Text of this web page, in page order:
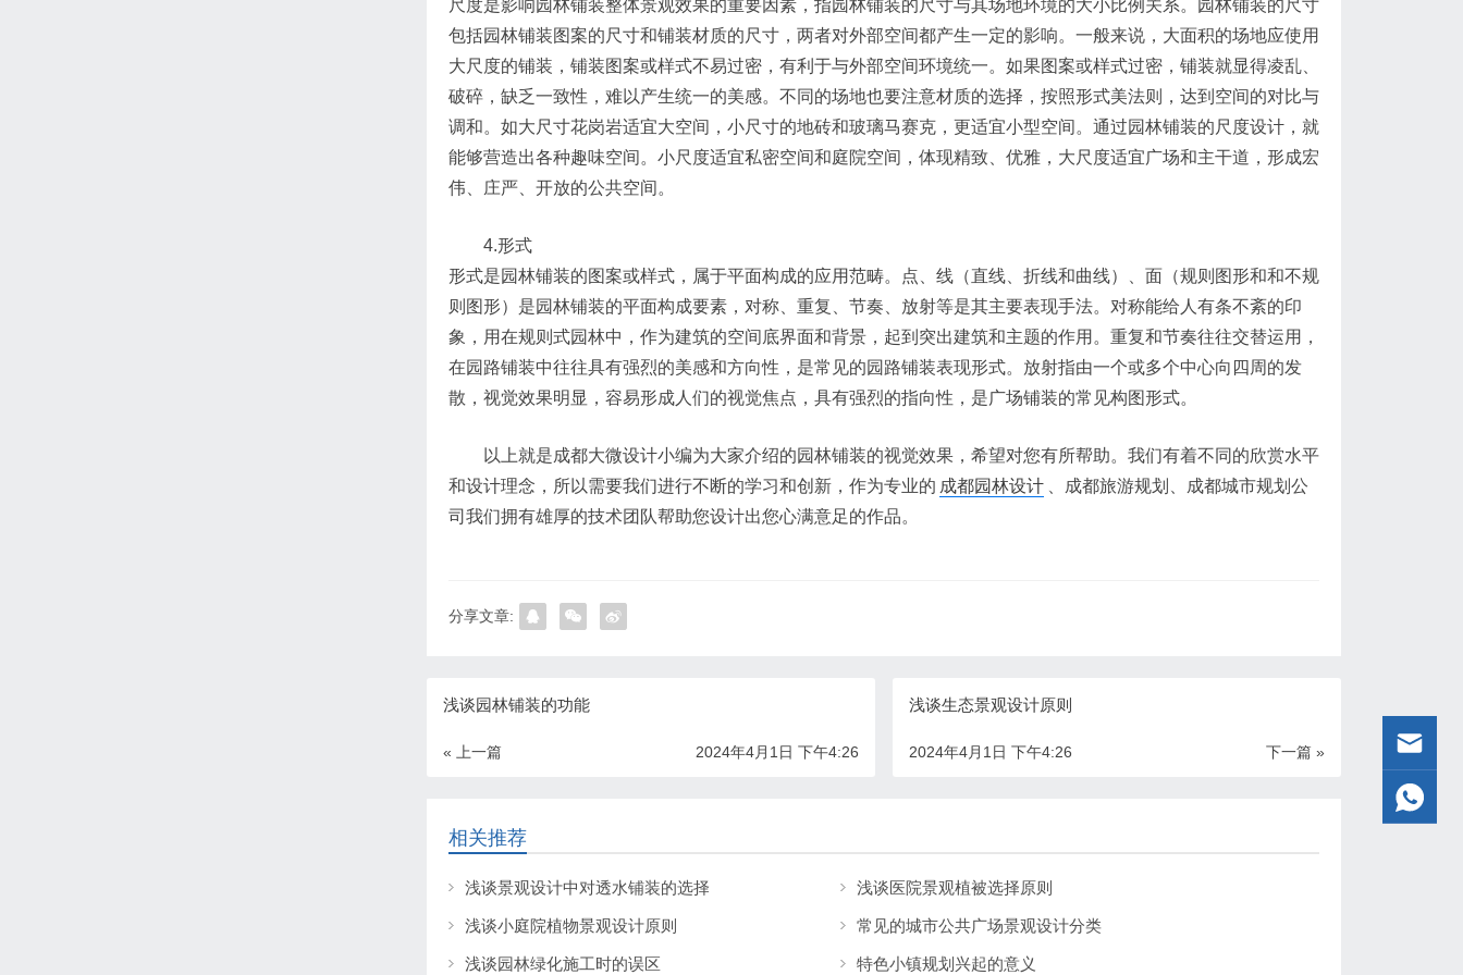
尺度是影响园林铺装整体景观效果的重要因素，指园林铺装的尺寸与其场地环境的大小比例关系。园林铺装的尺寸
包括园林铺装图案的尺寸和铺装材质的尺寸，两者对外部空间都产生一定的影响。一般来说，大面积的场地应使用
大尺度的铺装，铺装图案或样式不易过密，有利于与外部空间环境统一。如果图案或样式过密，铺装就显得凌乱、
破碎，缺乏一致性，难以产生统一的美感。不同的场地也要注意材质的选择，按照形式美法则，达到空间的对比与
调和。如大尺寸花岗岩适宜大空间，小尺寸的地砖和玻璃马赛克，更适宜小型空间。通过园林铺装的尺度设计，就
能够营造出各种趣味空间。小尺度适宜私密空间和庭院空间，体现精致、优雅，大尺度适宜广场和主干道，形成宏
伟、庄严、开放的公共空间。
4.形式
形式是园林铺装的图案或样式，属于平面构成的应用范畴。点、线（直线、折线和曲线）、面（规则图形和和不规
则图形）是园林铺装的平面构成要素，对称、重复、节奏、放射等是其主要表现手法。对称能给人有条不紊的印
象，用在规则式园林中，作为建筑的空间底界面和背景，起到突出建筑和主题的作用。重复和节奏往往交替运用，
在园路铺装中往往具有强烈的美感和方向性，是常见的园路铺装表现形式。放射指由一个或多个中心向四周的发
散，视觉效果明显，容易形成人们的视觉焦点，具有强烈的指向性，是广场铺装的常见构图形式。
以上就是成都大微设计小编为大家介绍的园林铺装的视觉效果，希望对您有所帮助。我们有着不同的欣赏水平
和设计理念，所以需要我们进行不断的学习和创新，作为专业的 成都园林设计
、成都旅游规划、成都城市规划公
司我们拥有雄厚的技术团队帮助您设计出您心满意足的作品。
分享文章:
浅谈园林铺装的功能
« 上一篇 2024年4月1日 下午4:26
浅谈生态景观设计原则
下一篇 »
2024年4月1日 下午4:26
相关推荐
浅谈景观设计中对透水铺装的选择 浅谈医院景观植被选择原则
浅谈小庭院植物景观设计原则 常见的城市公共广场景观设计分类
浅谈园林绿化施工时的误区 特色小镇规划兴起的意义